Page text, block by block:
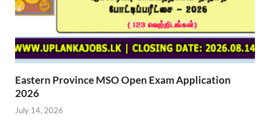
Eastern Province MSO Open Exam Application
2026
July 14, 2026